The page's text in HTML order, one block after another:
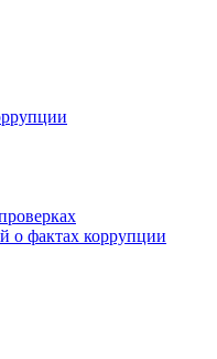
о фактах коррупции